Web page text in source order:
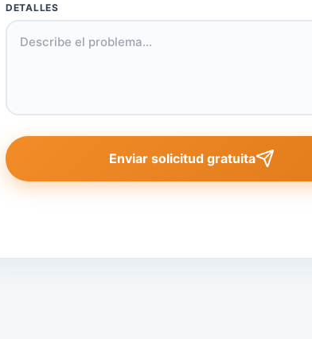
DETALLES
Enviar solicitud gratuita